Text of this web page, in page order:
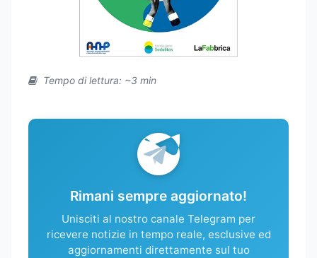
Tempo di lettura: ~3 min
Rimani sempre aggiornato!
Unisciti al nostro canale Telegram per
ricevere notizie in tempo reale, esclusive ed
aggiornamenti direttamente sul tuo